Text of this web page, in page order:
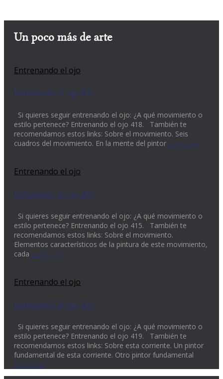
Un poco más de arte
Entrenando el ojo
Entrenando el ojo 432
Si quieres seguir entrenando el ojo: ¿A qué movimiento o
estilo pertenece? Entrenando el ojo 418. También te
recomendamos estos links: Sobre el movimiento. Seis
cuadros del movimiento. En la mente del pintor Leer más
Entrenando el ojo
Entrenando el ojo 431
Si quieres seguir entrenando el ojo: ¿A qué movimiento o
estilo pertenece? Entrenando el ojo 415. También te
recomendamos estos links: Sobre el movimiento.
Elementos característicos de la pintura de este movimiento,
cada Leer más
Entrenando el ojo
Entrenando el ojo 430
Si quieres seguir entrenando el ojo: ¿A qué movimiento o
estilo pertenece? Entrenando el ojo 419. También te
recomendamos estos links: Sobre esta corriente. Un pintor
fundamental de esta corriente. Otro pintor fundamental
Leer más